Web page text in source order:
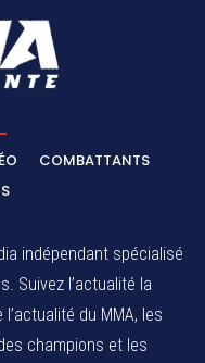
COMBATTANTS
indépendant spécialisé
Suivez l’actualité la
l’actualité du MMA, les
champions et les